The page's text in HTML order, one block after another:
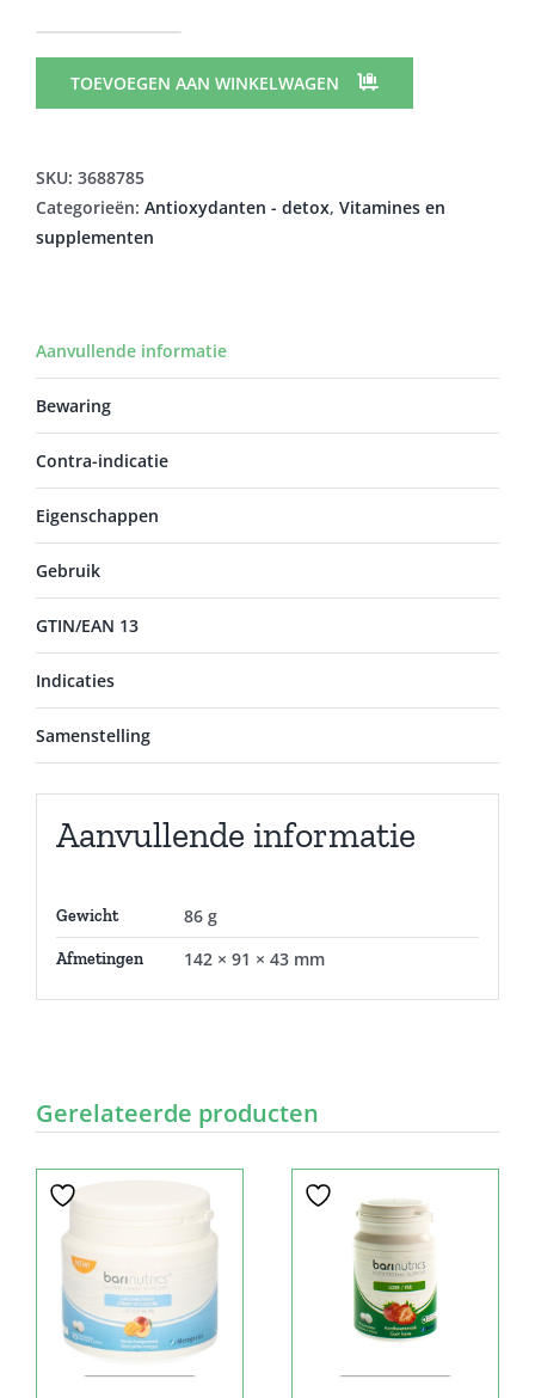
PYCNOGENOL
CAPS
TOEVOEGEN AAN WINKELWAGEN
SKU: 3688785
Categorieën: Antioxydanten - detox, Vitamines en
supplementen
Aanvullende informatie
Bewaring
Contra-indicatie
Eigenschappen
Gebruik
GTIN/EAN 13
Indicaties
Samenstelling
Aanvullende informatie
Gewicht 86 g
Afmetingen 142 × 91 × 43 mm
Gerelateerde producten